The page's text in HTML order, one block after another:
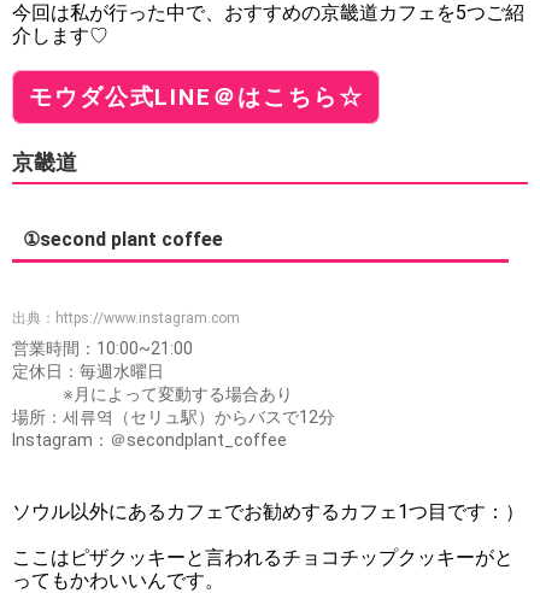
今回は私が行った中で、おすすめの京畿道カフェを5つご紹
介します♡
モウダ公式LINE＠はこちら☆
京畿道
①second plant coffee
出典： https://www.instagram.com
営業時間：10:00~21:00
定休日：毎週水曜日
※月によって変動する場合あり
場所：세류역（セリュ駅）からバスで12分
Instagram：＠secondplant_coffee
ソウル以外にあるカフェでお勧めするカフェ1つ目です：）
ここはピザクッキーと言われるチョコチップクッキーがと
ってもかわいいんです。